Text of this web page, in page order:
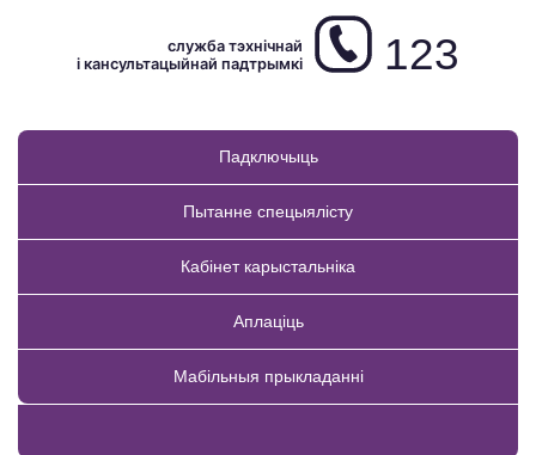
служба тэхнічнай
і кансультацыйнай падтрымкі
123
Падключыць
Пытанне спецыялісту
Кабінет карыстальніка
Аплаціць
Мабільныя прыкладанні